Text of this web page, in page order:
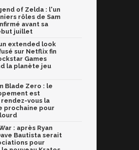
of Zelda : l'un
rôles de Sam
avant sa
juillet
un extended look
sur Netflix fin
Games
la planète jeu
Blade Zero : le
est
vous la
prochaine pour
: après Ryan
Bautista serait
pour